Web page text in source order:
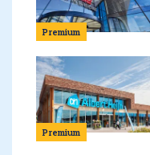
Premium
Premium